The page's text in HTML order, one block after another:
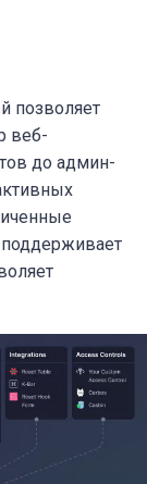
позволяет
веб-
до админ-